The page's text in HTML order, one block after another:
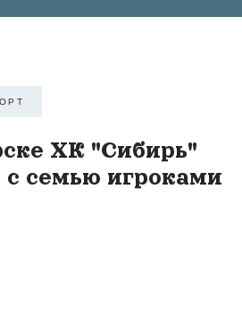
ХК "Сибирь"
семью игроками